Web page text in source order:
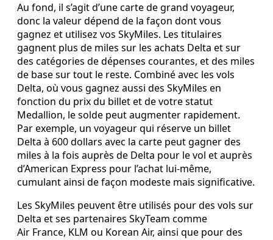
Au fond, il s’agit d’une carte de grand voyageur,
donc la valeur dépend de la façon dont vous
gagnez et utilisez vos SkyMiles. Les titulaires
gagnent plus de miles sur les achats Delta et sur
des catégories de dépenses courantes, et des miles
de base sur tout le reste. Combiné avec les vols
Delta, où vous gagnez aussi des SkyMiles en
fonction du prix du billet et de votre statut
Medallion, le solde peut augmenter rapidement.
Par exemple, un voyageur qui réserve un billet
Delta à 600 dollars avec la carte peut gagner des
miles à la fois auprès de Delta pour le vol et auprès
d’American Express pour l’achat lui‑même,
cumulant ainsi de façon modeste mais significative.
Les SkyMiles peuvent être utilisés pour des vols sur
Delta et ses partenaires SkyTeam comme
Air France, KLM ou Korean Air, ainsi que pour des